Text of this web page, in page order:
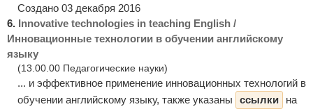
Создано 03 декабря 2016
6. Innovative technologies in teaching English /
Инновационные технологии в обучении английскому
языку
(13.00.00 Педагогические науки)
... и эффективное применение инновационных технологий в
обучении английскому языку, также указаны
ссылки
на